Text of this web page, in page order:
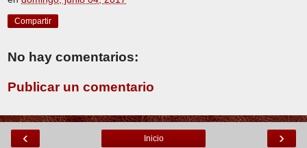
Compartir
No hay comentarios:
Publicar un comentario
‹ ›
Inicio